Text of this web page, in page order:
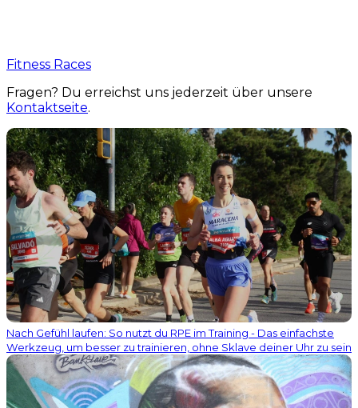
Fitness Races
Fragen? Du erreichst uns jederzeit über unsere
Kontaktseite.
Nach Gefühl laufen: So nutzt du RPE im Training - Das einfachste
Werkzeug, um besser zu trainieren, ohne Sklave deiner Uhr zu sein